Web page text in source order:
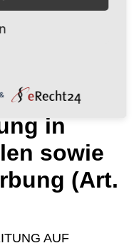
bleibt vom
gegen
in
sowie
(Art.
AUF
&